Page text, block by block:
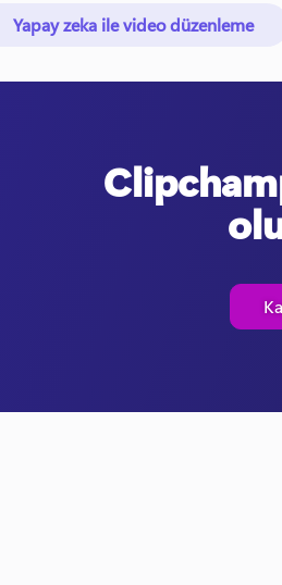
Yapay zeka ile video düzenleme